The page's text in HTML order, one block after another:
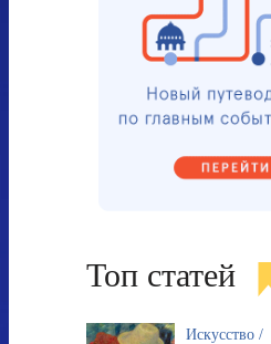
Топ статей
Искусство /